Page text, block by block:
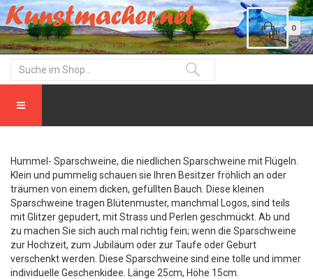
0
Hummel- Sparschweine, die niedlichen Sparschweine mit Flügeln.
Klein und pummelig schauen sie Ihren Besitzer fröhlich an oder
träumen von einem dicken, gefüllten Bauch. Diese kleinen
Sparschweine tragen Blütenmuster, manchmal Logos, sind teils
mit Glitzer gepudert, mit Strass und Perlen geschmückt. Ab und
zu machen Sie sich auch mal richtig fein; wenn die Sparschweine
zur Hochzeit, zum Jubiläum oder zur Taufe oder Geburt
verschenkt werden. Diese Sparschweine sind eine tolle und immer
individuelle Geschenkidee. Länge 25cm, Höhe 15cm.